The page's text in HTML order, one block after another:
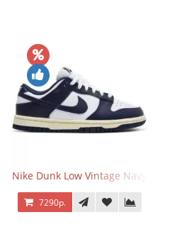
Nike Dunk Low Vintage Navy
7290р.